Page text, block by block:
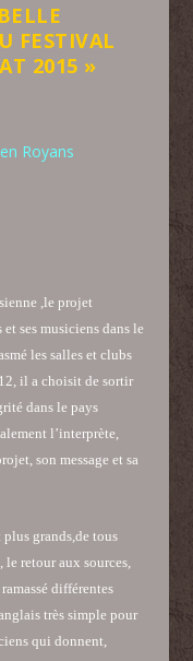
FESTIVAL
2015 »
Royans
,le projet
ses musiciens dans le
les salles et clubs
il a choisit de sortir
dans le pays
l’interprète,
son message et sa
plus grands,de tous
le retour aux sources,
différentes
très simple pour
qui donnent,